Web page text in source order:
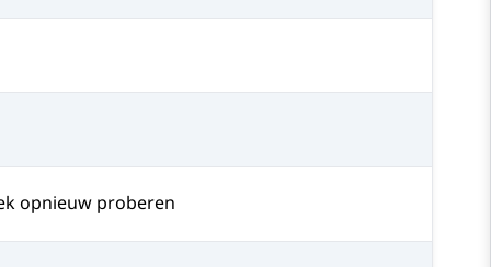
opnieuw proberen